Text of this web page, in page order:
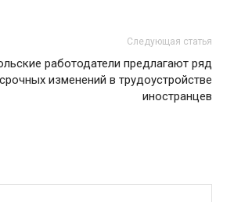
Следующая статья
работодатели предлагают ряд
срочных изменений в трудоустройстве
иностранцев